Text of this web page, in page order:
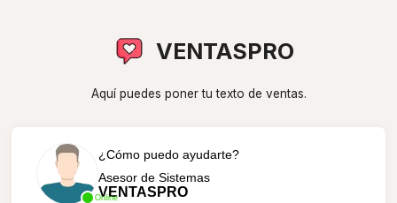
VENTASPRO
Aquí puedes poner tu texto de ventas.
Online
¿Cómo puedo ayudarte?
Asesor de Sistemas
VENTASPRO